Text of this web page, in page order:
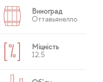
Виноград
Оттавьянелло
Міцність
12,5